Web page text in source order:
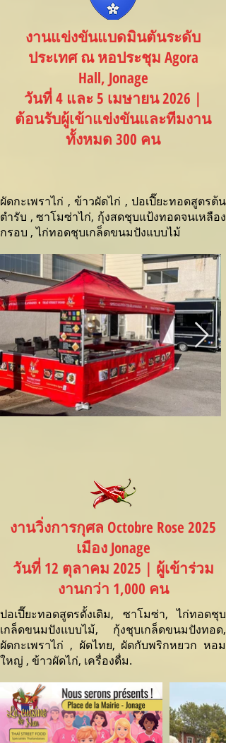
งานแข่งขันแบดมินตันระดับ
ประเทศ ณ หอประชุม Agora
Hall, Jonage
วันที่ 4 และ 5 เมษายน 2026 |
ต้อนรับผู้เข้าแข่งขันและทีมงาน
ทั้งหมด 300 คน
ผัดกะเพราไก่ , ข้าวผัดไก่ , ปอเปี๊ยะทอดสูตรต้น
ตำรับ , ซาโมซ่าไก่, กุ้งสดชุบแป้งทอดจนเหลือง
กรอบ , ไก่ทอดชุบเกล็ดขนมปังแบบไม้
งานวิ่งการกุศล Octobre Rose 2025
เมือง Jonage
วันที่ 12 ตุลาคม 2025 | ผู้เข้าร่วม
งานกว่า 1,000 คน
ปอเปี๊ยะทอดสูตรดั้งเดิม, ซาโมซ่า, ไก่ทอดชุบ
เกล็ดขนมปังแบบไม้, กุ้งชุบเกล็ดขนมปังทอด,
ผัดกะเพราไก่ , ผัดไทย, ผัดกับพริกหยวก หอม
ใหญ่ , ข้าวผัดไก่, เครื่องดื่ม.